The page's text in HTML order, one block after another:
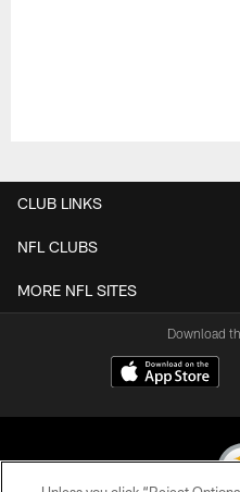
CLUB LINKS
NFL CLUBS
MORE NFL SITES
Download